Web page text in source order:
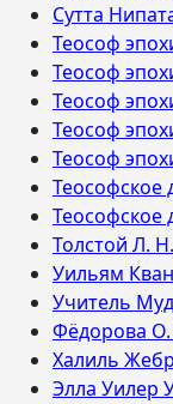
Сутта
Теософ
Теософ
Теософ
Теософ
Теософ
Теософское
Теософское
Толстой Л. Н.
Уильям
Учитель
Фёдорова О.
Халиль
Элла Уилер